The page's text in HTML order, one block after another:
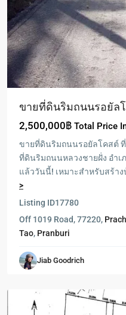
ขายที่ดินริมถนนรอยัล
2,500,000฿ Total Price
ขายที่ดินริมถนนรอยัลโคสต์
ที่ดินริมถนนหลวงชายฝั่ง อำเ
แล้ววันนี้! เหมาะสำหรับสร้า
>
Listing ID17780
Off 1019 Road, 77220,
Tao, Pranburi
Jiab Goodrich
ปากน้ำ
ปราณ
-
Pak
Nam
Featured